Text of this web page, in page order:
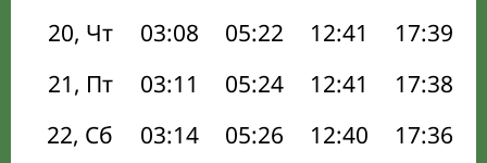
20, Чт
03:08 05:22 12:41 17:39
21, Пт
03:11 05:24 12:41 17:38
22, Сб
03:14 05:26 12:40 17:36